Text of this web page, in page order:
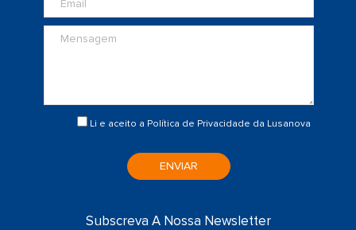
Li e aceito a Política de Privacidade da Lusanova
ENVIAR
Subscreva A Nossa Newsletter